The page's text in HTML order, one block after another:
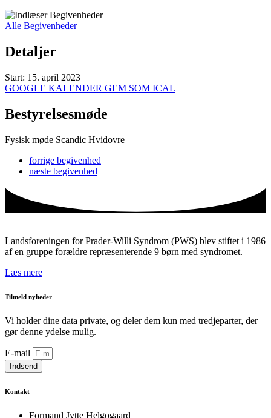
Alle Begivenheder
Detaljer
Start: 15. april 2023
GOOGLE KALENDER GEM SOM ICAL
Bestyrelsesmøde
Fysisk møde Scandic Hvidovre
forrige begivenhed
næste begivenhed
Landsforeningen for Prader-Willi Syndrom (PWS) blev stiftet i 1986
af en gruppe forældre repræsenterende 9 børn med syndromet.
Læs mere
Tilmeld nyheder
Vi holder dine data private, og deler dem kun med tredjeparter, der
gør denne ydelse mulig.
E-mail
Indsend
Kontakt
Formand Jytte Helgogaard